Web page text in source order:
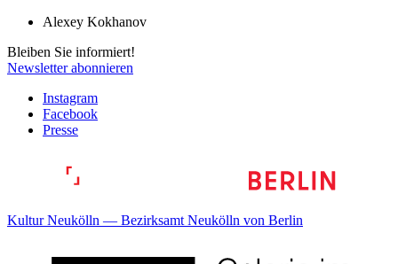
Alexey Kokhanov
Bleiben Sie informiert!
Newsletter abonnieren
Instagram
Facebook
Presse
Kultur Neukölln — Bezirksamt Neukölln von Berlin